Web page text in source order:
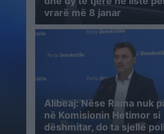
vrarë më 8 janar
Alibeaj: Nëse Rama nuk
në Komisionin Hetimor si
dëshmitar, do ta sjellë